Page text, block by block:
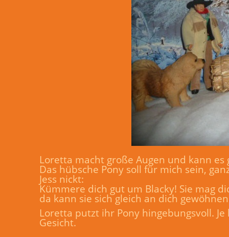
Loretta macht große Augen und kann es
Das hübsche Pony soll für mich sein,
Jess nickt:
Kümmere dich gut um Blacky! Sie mag
da kann sie sich gleich an dich
Loretta putzt ihr Pony hingebungsvoll.
Gesicht.